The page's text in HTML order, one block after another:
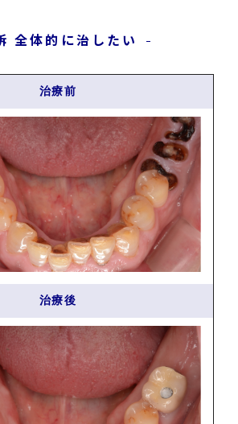
全体的に治したい
治療前
治療後